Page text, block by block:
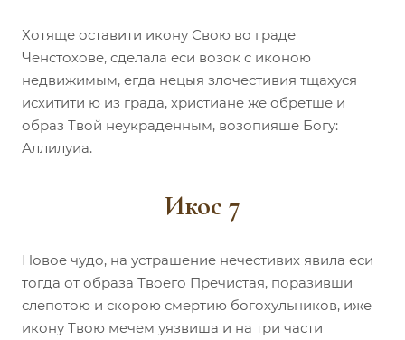
Хотяще оставити икону Свою во граде
Ченстохове, сделала еси возок с иконою
недвижимым, егда нецыя злочестивия тщахуся
исхитити ю из града, христиане же обретше и
образ Твой неукраденным, возопияше Богу:
Аллилуиа.
Икос 7
Новое чудо, на устрашение нечестивих явила еси
тогда от образа Твоего Пречистая, поразивши
слепотою и скорою смертию богохульников, иже
икону Твою мечем уязвиша и на три части